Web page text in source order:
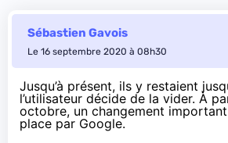
Sébastien Gavois
Le 16 septembre 2020 à 08h30
Jusqu’à présent, ils y restaient
l’utilisateur décide de la vider. À
octobre, un changement
place par Google.